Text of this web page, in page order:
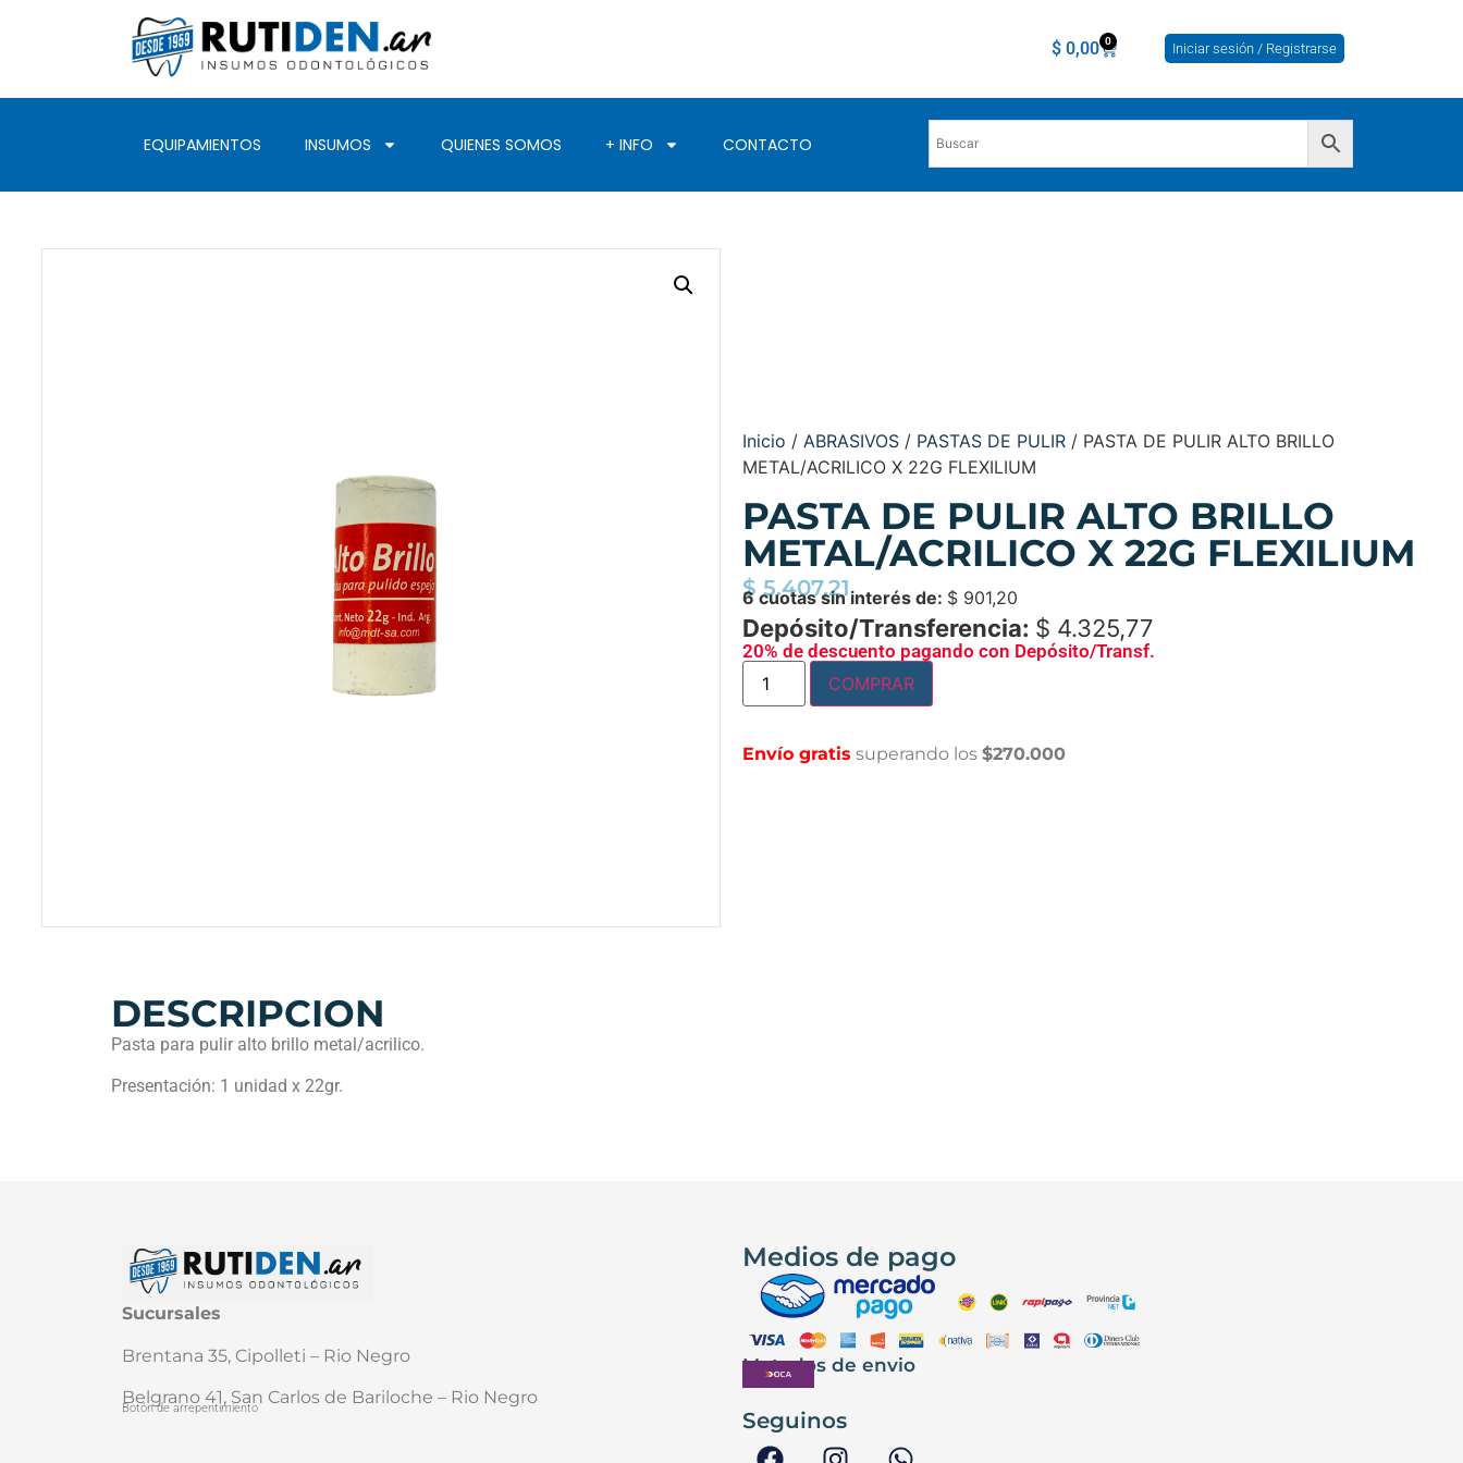
$0,00 0 Iniciar sesión / Registrarse
EQUIPAMIENTOS INSUMOS QUIENES SOMOS + INFO CONTACTO
Inicio / ABRASIVOS / PASTAS DE PULIR / PASTA DE PULIR ALTO BRILLO
METAL/ACRILICO X 22G FLEXILIUM
PASTA DE PULIR ALTO BRILLO
METAL/ACRILICO X 22G FLEXILIUM
$ 5.407,21
6 cuotas sin interés de: $ 901,20
Depósito/Transferencia: $ 4.325,77
20% de descuento pagando con Depósito/Transf.
COMPRAR
Envío gratis superando los $270.000
DESCRIPCION
Pasta para pulir alto brillo metal/acrilico.
Presentación: 1 unidad x 22gr.
Sucursales
Brentana 35, Cipolleti – Rio Negro
Belgrano 41, San Carlos de Bariloche – Rio Negro
Botón de arrepentimiento
Medios de pago
Metodos de envio
Seguinos